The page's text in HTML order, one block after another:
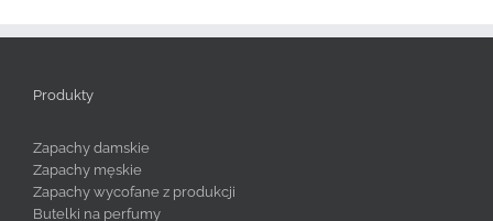
Produkty
Zapachy damskie
Zapachy męskie
Zapachy wycofane z produkcji
Butelki na perfumy